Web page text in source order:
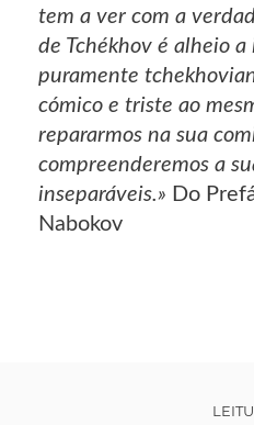
tem a ver com a
de Tchékhov é alheio
puramente
cómico e triste ao
repararmos na sua
compreenderemos a
inseparáveis.» Do
Nabokov